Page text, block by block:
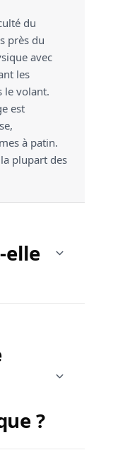
du
près du
avec
les
le volant.
est
à patin.
la plupart des
elle
?